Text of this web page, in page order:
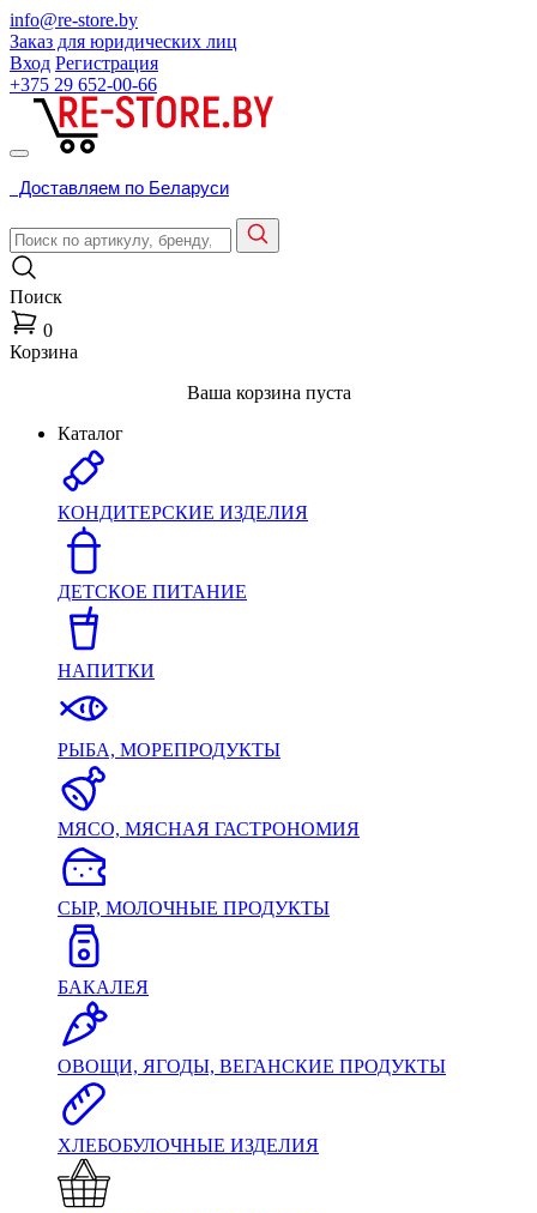
info@re-store.by
Заказ для юридических лиц
Вход Регистрация
+375 29 652-00-66
Доставляем по Беларуси
Поиск
0
Корзина
Ваша корзина пуста
Каталог
КОНДИТЕРСКИЕ ИЗДЕЛИЯ
ДЕТСКОЕ ПИТАНИЕ
НАПИТКИ
РЫБА, МОРЕПРОДУКТЫ
МЯСО, МЯСНАЯ ГАСТРОНОМИЯ
СЫР, МОЛОЧНЫЕ ПРОДУКТЫ
БАКАЛЕЯ
ОВОЩИ, ЯГОДЫ, ВЕГАНСКИЕ ПРОДУКТЫ
ХЛЕБОБУЛОЧНЫЕ ИЗДЕЛИЯ